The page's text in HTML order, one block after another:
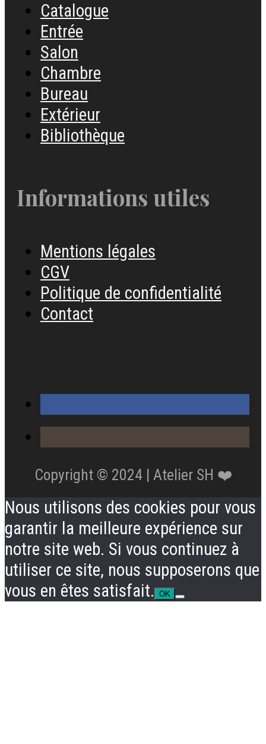
Catalogue
Entrée
Salon
Chambre
Bureau
Extérieur
Bibliothèque
Informations utiles
Mentions légales
CGV
Politique de confidentialité
Contact
Copyright © 2024 | Atelier SH ❤️
Nous utilisons des cookies pour vous
garantir la meilleure expérience sur
notre site web. Si vous continuez à
utiliser ce site, nous supposerons que
vous en êtes satisfait.
OK